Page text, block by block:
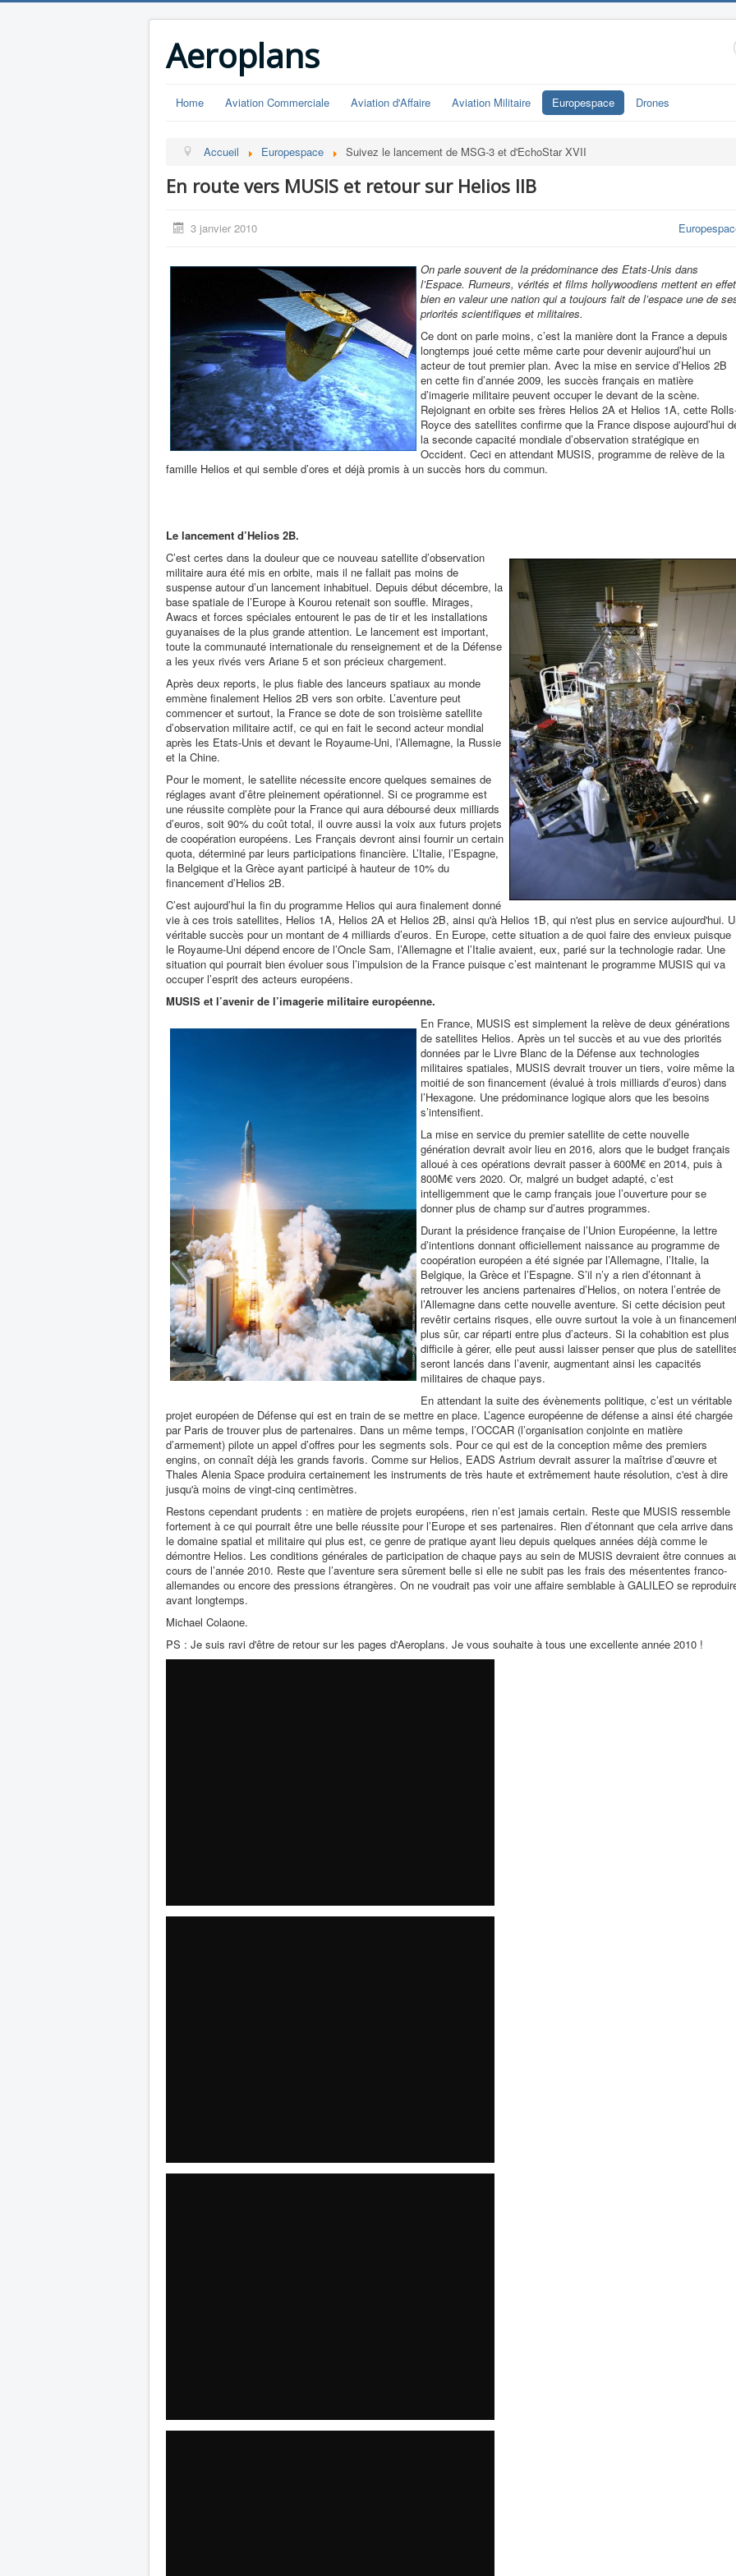
Aeroplans
Home Aviation Commerciale Aviation d'Affaire Aviation Militaire Europespace Drones
Accueil Europespace Suivez le lancement de MSG-3 et d'EchoStar XVII
En route vers MUSIS et retour sur Helios IIB
3 janvier 2010
On parle souvent de la prédominance des Etats-Unis dans
l’Espace. Rumeurs, vérités et films hollywoodiens mettent en effet
bien en valeur une nation qui a toujours fait de l’espace une de
priorités scientifiques et militaires.
Ce dont on parle moins, c’est la manière dont la France a depuis
longtemps joué cette même carte pour devenir aujourd’hui un
acteur de tout premier plan. Avec la mise en service d’Helios 2B
en cette fin d’année 2009, les succès français en matière
d’imagerie militaire peuvent occuper le devant de la scène.
Rejoignant en orbite ses frères Helios 2A et Helios 1A, cette
Royce des satellites confirme que la France dispose aujourd’hui
la seconde capacité mondiale d’observation stratégique en
Occident. Ceci en attendant MUSIS, programme de relève de la
famille Helios et qui semble d’ores et déjà promis à un succès hors du commun.
Le lancement d’Helios 2B.
C’est certes dans la douleur que ce nouveau satellite d’observation
militaire aura été mis en orbite, mais il ne fallait pas moins de
suspense autour d’un lancement inhabituel. Depuis début décembre, la
base spatiale de l’Europe à Kourou retenait son souffle. Mirages,
Awacs et forces spéciales entourent le pas de tir et les installations
guyanaises de la plus grande attention. Le lancement est important,
toute la communauté internationale du renseignement et de la Défense
a les yeux rivés vers Ariane 5 et son précieux chargement.
Après deux reports, le plus fiable des lanceurs spatiaux au monde
emmène finalement Helios 2B vers son orbite. L’aventure peut
commencer et surtout, la France se dote de son troisième satellite
d’observation militaire actif, ce qui en fait le second acteur mondial
après les Etats-Unis et devant le Royaume-Uni, l’Allemagne, la Russie
et la Chine.
Pour le moment, le satellite nécessite encore quelques semaines de
réglages avant d’être pleinement opérationnel. Si ce programme est
une réussite complète pour la France qui aura déboursé deux milliards
d’euros, soit 90% du coût total, il ouvre aussi la voix aux futurs projets
de coopération européens. Les Français devront ainsi fournir un certain
quota, déterminé par leurs participations financière. L’Italie, l’Espagne,
la Belgique et la Grèce ayant participé à hauteur de 10% du
financement d’Helios 2B.
C’est aujourd’hui la fin du programme Helios qui aura finalement donné
vie à ces trois satellites, Helios 1A, Helios 2A et Helios 2B, ainsi qu'à Helios 1B, qui n'est plus en service aujourd'hui.
véritable succès pour un montant de 4 milliards d’euros. En Europe, cette situation a de quoi faire des envieux puisque
le Royaume-Uni dépend encore de l’Oncle Sam, l’Allemagne et l’Italie avaient, eux, parié sur la technologie radar. Une
situation qui pourrait bien évoluer sous l’impulsion de la France puisque c’est maintenant le programme MUSIS qui va
occuper l’esprit des acteurs européens.
MUSIS et l’avenir de l’imagerie militaire européenne.
En France, MUSIS est simplement la relève de deux générations
de satellites Helios. Après un tel succès et au vue des priorités
données par le Livre Blanc de la Défense aux technologies
militaires spatiales, MUSIS devrait trouver un tiers, voire même la
moitié de son financement (évalué à trois milliards d’euros) dans
l’Hexagone. Une prédominance logique alors que les besoins
s’intensifient.
La mise en service du premier satellite de cette nouvelle
génération devrait avoir lieu en 2016, alors que le budget français
alloué à ces opérations devrait passer à 600M€ en 2014, puis à
800M€ vers 2020. Or, malgré un budget adapté, c’est
intelligemment que le camp français joue l’ouverture pour se
donner plus de champ sur d’autres programmes.
Durant la présidence française de l’Union Européenne, la lettre
d’intentions donnant officiellement naissance au programme de
coopération européen a été signée par l’Allemagne, l’Italie, la
Belgique, la Grèce et l’Espagne. S’il n’y a rien d’étonnant à
retrouver les anciens partenaires d’Helios, on notera l’entrée de
l’Allemagne dans cette nouvelle aventure. Si cette décision peut
revêtir certains risques, elle ouvre surtout la voie à un
plus sûr, car réparti entre plus d’acteurs. Si la cohabition est plus
difficile à gérer, elle peut aussi laisser penser que plus de
seront lancés dans l’avenir, augmentant ainsi les capacités
militaires de chaque pays.
En attendant la suite des évènements politique, c’est un véritable
projet européen de Défense qui est en train de se mettre en place. L’agence européenne de défense a ainsi été chargée
par Paris de trouver plus de partenaires. Dans un même temps, l’OCCAR (l’organisation conjointe en matière
d’armement) pilote un appel d’offres pour les segments sols. Pour ce qui est de la conception même des premiers
engins, on connaît déjà les grands favoris. Comme sur Helios, EADS Astrium devrait assurer la maîtrise d’œuvre et
Thales Alenia Space produira certainement les instruments de très haute et extrêmement haute résolution, c'est à dire
jusqu'à moins de vingt-cinq centimètres.
Restons cependant prudents : en matière de projets européens, rien n’est jamais certain. Reste que MUSIS ressemble
fortement à ce qui pourrait être une belle réussite pour l’Europe et ses partenaires. Rien d’étonnant que cela arrive dans
le domaine spatial et militaire qui plus est, ce genre de pratique ayant lieu depuis quelques années déjà comme le
démontre Helios. Les conditions générales de participation de chaque pays au sein de MUSIS devraient être connues
cours de l’année 2010. Reste que l’aventure sera sûrement belle si elle ne subit pas les frais des mésententes franco-
allemandes ou encore des pressions étrangères. On ne voudrait pas voir une affaire semblable à GALILEO se
avant longtemps.
Michael Colaone.
PS : Je suis ravi d'être de retour sur les pages d'Aeroplans. Je vous souhaite à tous une excellente année 2010 !